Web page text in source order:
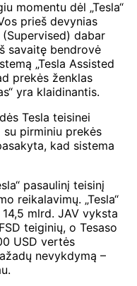
momentu dėl „Tesla“
prieš devynias
dabar
savaitę bendrovė
„Tesla Assisted
prekės ženklas
yra klaidinantis.
Tesla teisinei
pirminiu prekės
kad sistema
pasaulinį teisinį
reikalavimų. „Tesla“
mlrd. JAV vyksta
teiginių, o Tesaso
USD vertės
nevykdymą –